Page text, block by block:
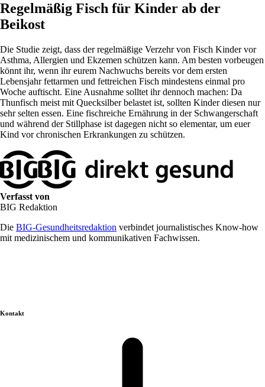
Regelmäßig Fisch für Kinder ab der
Beikost
Die Studie zeigt, dass der regelmäßige Verzehr von Fisch Kinder vor
Asthma, Allergien und Ekzemen schützen kann. Am besten vorbeugen
könnt ihr, wenn ihr eurem Nachwuchs bereits vor dem ersten
Lebensjahr fettarmen und fettreichen Fisch mindestens einmal pro
Woche auftischt. Eine Ausnahme solltet ihr dennoch machen: Da
Thunfisch meist mit Quecksilber belastet ist, sollten Kinder diesen nur
sehr selten essen. Eine fischreiche Ernährung in der Schwangerschaft
und während der Stillphase ist dagegen nicht so elementar, um euer
Kind vor chronischen Erkrankungen zu schützen.
Verfasst von
BIG Redaktion
Die BIG-Gesundheitsredaktion verbindet journalistisches Know-how
mit medizinischem und kommunikativen Fachwissen.
Kontakt